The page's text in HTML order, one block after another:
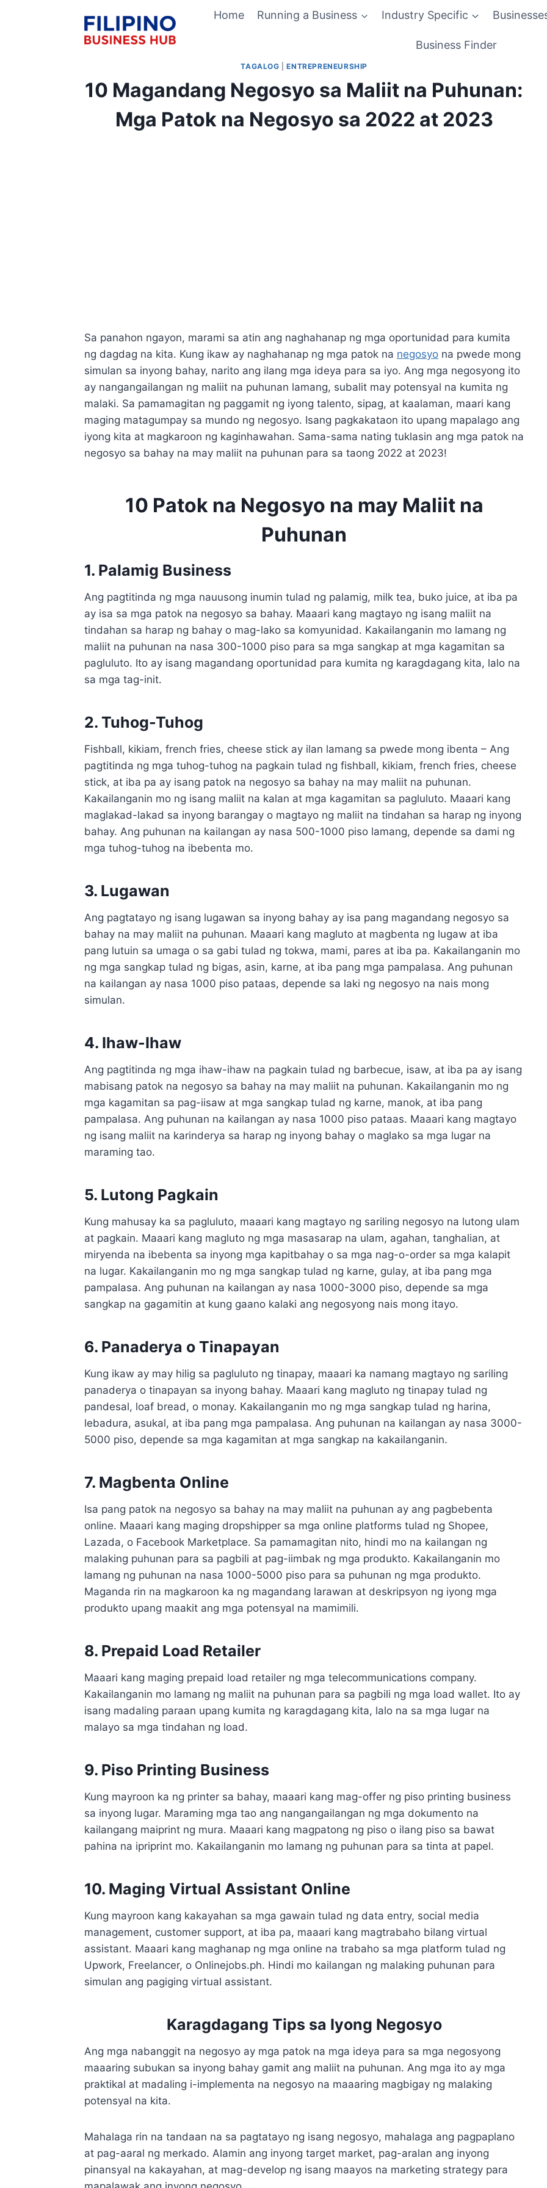
Home Running a Business Industry Specific
Business Finder
TAGALOG |ENTREPRENEURSHIP
10 Magandang Negosyo sa Maliit na Puhunan:
Mga Patok na Negosyo sa 2022 at 2023
Sa panahon ngayon, marami sa atin ang naghahanap ng mga oportunidad para kumita
ng dagdag na kita. Kung ikaw ay naghahanap ng mga patok na negosyo na pwede mong
simulan sa inyong bahay, narito ang ilang mga ideya para sa iyo. Ang mga negosyong ito
ay nangangailangan ng maliit na puhunan lamang, subalit may potensyal na kumita ng
malaki. Sa pamamagitan ng paggamit ng iyong talento, sipag, at kaalaman, maari kang
maging matagumpay sa mundo ng negosyo. Isang pagkakataon ito upang mapalago ang
iyong kita at magkaroon ng kaginhawahan. Sama-sama nating tuklasin ang mga patok na
negosyo sa bahay na may maliit na puhunan para sa taong 2022 at 2023!
10 Patok na Negosyo na may Maliit na
Puhunan
1. Palamig Business
Ang pagtitinda ng mga nauusong inumin tulad ng palamig, milk tea, buko juice, at iba pa
ay isa sa mga patok na negosyo sa bahay. Maaari kang magtayo ng isang maliit na
tindahan sa harap ng bahay o mag-lako sa komyunidad. Kakailanganin mo lamang ng
maliit na puhunan na nasa 300-1000 piso para sa mga sangkap at mga kagamitan sa
pagluluto. Ito ay isang magandang oportunidad para kumita ng karagdagang kita, lalo na
sa mga tag-init.
2. Tuhog-Tuhog
Fishball, kikiam, french fries, cheese stick ay ilan lamang sa pwede mong ibenta – Ang
pagtitinda ng mga tuhog-tuhog na pagkain tulad ng fishball, kikiam, french fries, cheese
stick, at iba pa ay isang patok na negosyo sa bahay na may maliit na puhunan.
Kakailanganin mo ng isang maliit na kalan at mga kagamitan sa pagluluto. Maaari kang
maglakad-lakad sa inyong barangay o magtayo ng maliit na tindahan sa harap ng inyong
bahay. Ang puhunan na kailangan ay nasa 500-1000 piso lamang, depende sa dami ng
mga tuhog-tuhog na ibebenta mo.
3. Lugawan
Ang pagtatayo ng isang lugawan sa inyong bahay ay isa pang magandang negosyo sa
bahay na may maliit na puhunan. Maaari kang magluto at magbenta ng lugaw at iba
pang lutuin sa umaga o sa gabi tulad ng tokwa, mami, pares at iba pa. Kakailanganin mo
ng mga sangkap tulad ng bigas, asin, karne, at iba pang mga pampalasa. Ang puhunan
na kailangan ay nasa 1000 piso pataas, depende sa laki ng negosyo na nais mong
simulan.
4. Ihaw-Ihaw
Ang pagtitinda ng mga ihaw-ihaw na pagkain tulad ng barbecue, isaw, at iba pa ay isang
mabisang patok na negosyo sa bahay na may maliit na puhunan. Kakailanganin mo ng
mga kagamitan sa pag-iisaw at mga sangkap tulad ng karne, manok, at iba pang
pampalasa. Ang puhunan na kailangan ay nasa 1000 piso pataas. Maaari kang magtayo
ng isang maliit na karinderya sa harap ng inyong bahay o maglako sa mga lugar na
maraming tao.
5. Lutong Pagkain
Kung mahusay ka sa pagluluto, maaari kang magtayo ng sariling negosyo na lutong ulam
at pagkain. Maaari kang magluto ng mga masasarap na ulam, agahan, tanghalian, at
miryenda na ibebenta sa inyong mga kapitbahay o sa mga nag-o-order sa mga kalapit
na lugar. Kakailanganin mo ng mga sangkap tulad ng karne, gulay, at iba pang mga
pampalasa. Ang puhunan na kailangan ay nasa 1000-3000 piso, depende sa mga
sangkap na gagamitin at kung gaano kalaki ang negosyong nais mong itayo.
6. Panaderya o Tinapayan
Kung ikaw ay may hilig sa pagluluto ng tinapay, maaari ka namang magtayo ng sariling
panaderya o tinapayan sa inyong bahay. Maaari kang magluto ng tinapay tulad ng
pandesal, loaf bread, o monay. Kakailanganin mo ng mga sangkap tulad ng harina,
lebadura, asukal, at iba pang mga pampalasa. Ang puhunan na kailangan ay nasa 3000-
5000 piso, depende sa mga kagamitan at mga sangkap na kakailanganin.
7. Magbenta Online
Isa pang patok na negosyo sa bahay na may maliit na puhunan ay ang pagbebenta
online. Maaari kang maging dropshipper sa mga online platforms tulad ng Shopee,
Lazada, o Facebook Marketplace. Sa pamamagitan nito, hindi mo na kailangan ng
malaking puhunan para sa pagbili at pag-iimbak ng mga produkto. Kakailanganin mo
lamang ng puhunan na nasa 1000-5000 piso para sa puhunan ng mga produkto.
Maganda rin na magkaroon ka ng magandang larawan at deskripsyon ng iyong mga
produkto upang maakit ang mga potensyal na mamimili.
8. Prepaid Load Retailer
Maaari kang maging prepaid load retailer ng mga telecommunications company.
Kakailanganin mo lamang ng maliit na puhunan para sa pagbili ng mga load wallet. Ito ay
isang madaling paraan upang kumita ng karagdagang kita, lalo na sa mga lugar na
malayo sa mga tindahan ng load.
9. Piso Printing Business
Kung mayroon ka ng printer sa bahay, maaari kang mag-offer ng piso printing business
sa inyong lugar. Maraming mga tao ang nangangailangan ng mga dokumento na
kailangang maiprint ng mura. Maaari kang magpatong ng piso o ilang piso sa bawat
pahina na ipriprint mo. Kakailanganin mo lamang ng puhunan para sa tinta at papel.
10. Maging Virtual Assistant Online
Kung mayroon kang kakayahan sa mga gawain tulad ng data entry, social media
management, customer support, at iba pa, maaari kang magtrabaho bilang virtual
assistant. Maaari kang maghanap ng mga online na trabaho sa mga platform tulad ng
Upwork, Freelancer, o Onlinejobs.ph. Hindi mo kailangan ng malaking puhunan para
simulan ang pagiging virtual assistant.
Karagdagang Tips sa Iyong Negosyo
Ang mga nabanggit na negosyo ay mga patok na mga ideya para sa mga negosyong
maaaring subukan sa inyong bahay gamit ang maliit na puhunan. Ang mga ito ay mga
praktikal at madaling i-implementa na negosyo na maaaring magbigay ng malaking
potensyal na kita.
Mahalaga rin na tandaan na sa pagtatayo ng isang negosyo, mahalaga ang pagpaplano
at pag-aaral ng merkado. Alamin ang inyong target market, pag-aralan ang inyong
pinansyal na kakayahan, at mag-develop ng isang maayos na marketing strategy para